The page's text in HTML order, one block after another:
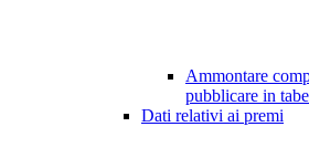
Ammontare
pubblicare in
Dati relativi ai premi